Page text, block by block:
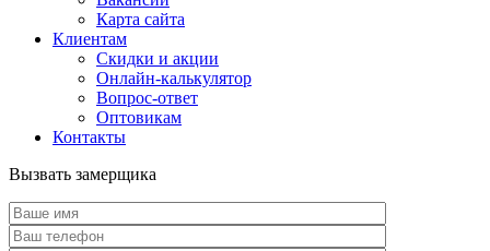
Карта сайта
Клиентам
Скидки и акции
Онлайн-калькулятор
Вопрос-ответ
Оптовикам
Контакты
Вызвать замерщика